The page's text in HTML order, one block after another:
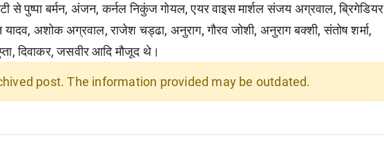
से पुष्पा बर्मन, अंजन, कर्नल निकुंज गोयल, एयर वाइस मार्शल संजय अग्रवाल, ब्रिगेडियर
अशोक अग्रवाल, राजेश चड्ढा, अनुराग, गौरव जोशी, अनुराग बक्शी, संतोष शर्मा,
दिवाकर, जसवीर आदि मौजूद थे।
post. The information provided may be outdated.